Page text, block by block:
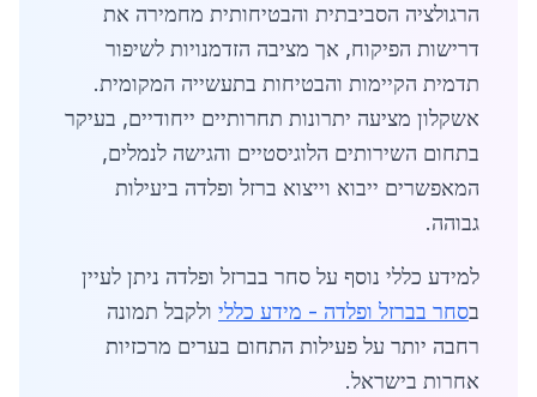
הרגולציה הסביבתית והבטיחותית מחמירה את
דרישות הפיקוח, אך מציבה הזדמנויות לשיפור
תדמית הקיימות והבטיחות בתעשייה המקומית.
אשקלון מציעה יתרונות תחרותיים ייחודיים, בעיקר
בתחום השירותים הלוגיסטיים והגישה לנמלים,
המאפשרים ייבוא וייצוא ברזל ופלדה ביעילות
גבוהה.
למידע כללי נוסף על סחר בברזל ופלדה ניתן לעיין
בסחר בברזל ופלדה - מידע כללי ולקבל תמונה
רחבה יותר על פעילות התחום בערים מרכזיות
אחרות בישראל.